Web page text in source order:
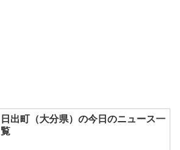
日出町（大分県）の今日のニュース一
覧